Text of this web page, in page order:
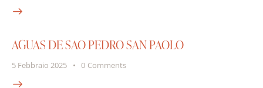
AGUAS DE SAO PEDRO SAN PAOLO
5 Febbraio 2025 0 Comments